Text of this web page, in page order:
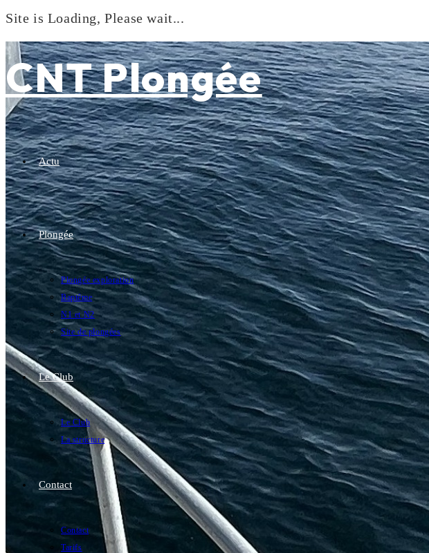
Site is Loading, Please wait...
to
content
CNT Plongée
Actu
Plongée
Plongée exploration
Baptême
N1 et N2
Site de plongées
Le Club
Le Club
La structure
Contact
Contact
Tarifs